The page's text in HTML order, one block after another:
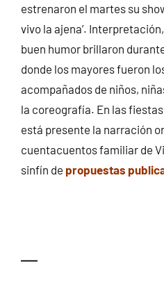
estrenaron el martes su
vivo la ajena’.
buen humor brillaron
donde los mayores fueron
acompañados de niños,
la coreografía. En las
está presente la narración
cuentacuentos familiar de
sinfín de propuestas
—